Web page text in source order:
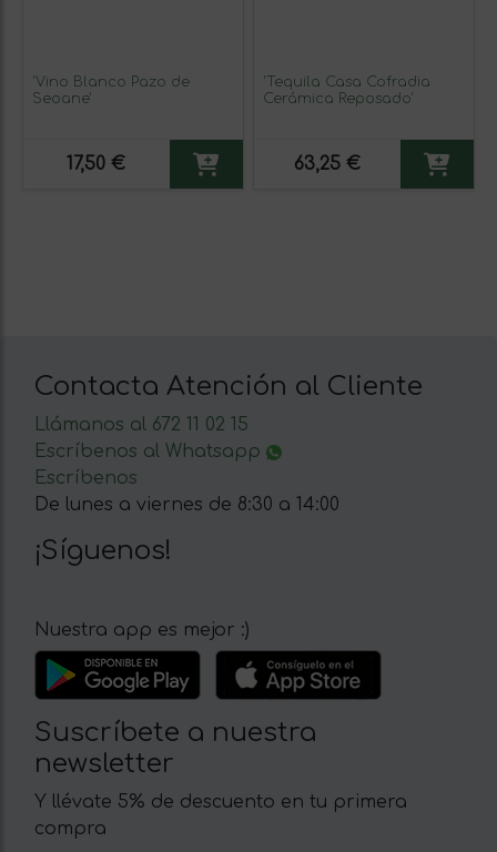
'Vino Blanco Pazo de
Seoane'
17,50 €
'Tequila Casa Cofradia
Cerámica Reposado'
63,25 €
Contacta Atención al Cliente
Llámanos al 672 11 02 15
Escríbenos al Whatsapp
Escríbenos
De lunes a viernes de 8:30 a 14:00
¡Síguenos!
Nuestra app es mejor :)
Suscríbete a nuestra
newsletter
Y llévate 5% de descuento en tu primera
compra